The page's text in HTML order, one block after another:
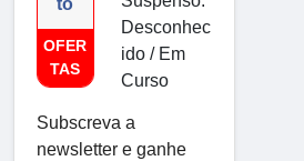
to
OFER
TAS
Desconhec
ido / Em
Curso
Subscreva a
newsletter e ganhe